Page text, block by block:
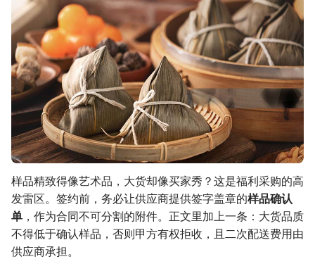
样品精致得像艺术品，大货却像买家秀？这是福利采购的高
发雷区。签约前，务必让供应商提供签字盖章的样品确认
单 ，作为合同不可分割的附件。正文里加上一条：大货品质
不得低于确认样品，否则甲方有权拒收，且二次配送费用由
供应商承担。